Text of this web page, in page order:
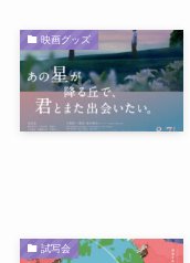
映画グッズ
試写会